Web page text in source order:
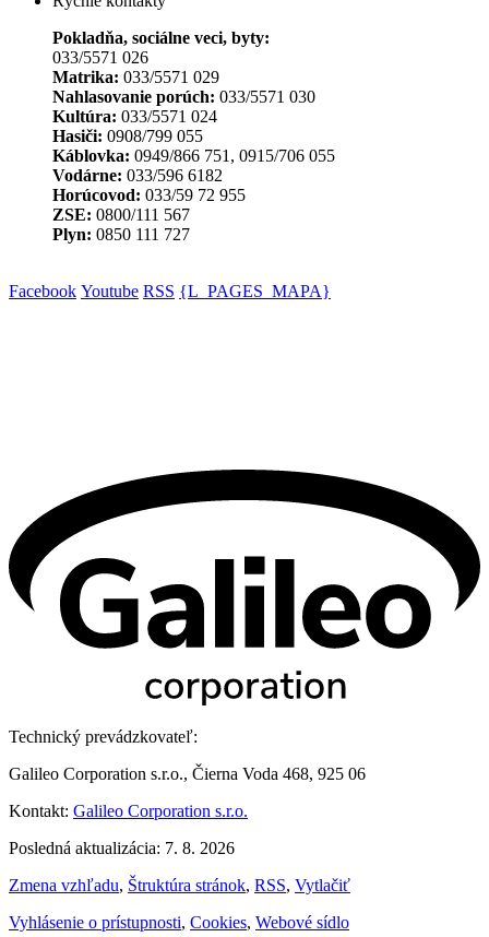
Pokladňa, sociálne veci, byty:
033/5571 026
Matrika: 033/5571 029
Nahlasovanie porúch: 033/5571 030
Kultúra: 033/5571 024
Hasiči: 0908/799 055
Káblovka: 0949/866 751, 0915/706 055
Vodárne: 033/596 6182
Horúcovod: 033/59 72 955
ZSE: 0800/111 567
Plyn: 0850 111 727
Facebook Youtube RSS {L_PAGES_MAPA}
Technický prevádzkovateľ:
Galileo Corporation s.r.o., Čierna Voda 468, 925 06
Kontakt: Galileo Corporation s.r.o.
Posledná aktualizácia: 7. 8. 2026
Zmena vzhľadu, Štruktúra stránok, RSS, Vytlačiť
Vyhlásenie o prístupnosti, Cookies, Webové sídlo